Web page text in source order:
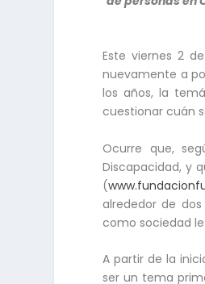
Este viernes 2
nuevamente a
los años, la
cuestionar cuán
Ocurre que,
Discapacidad, y
(
alrededor de
como sociedad
A partir de la
ser un tema